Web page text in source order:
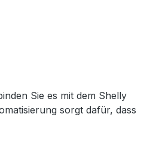
Sie es mit dem Shelly
sorgt dafür, dass